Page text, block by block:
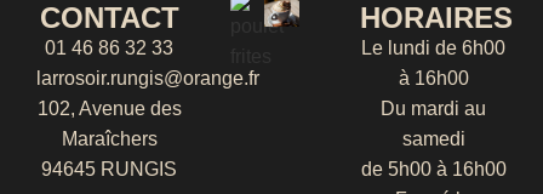
CONTACT
01 46 86 32 33
larrosoir.rungis@orange.fr
102, Avenue des
Maraîchers
94645 RUNGIS
HORAIRES
Le lundi de 6h00
à 16h00
Du mardi au
samedi
de 5h00 à 16h00